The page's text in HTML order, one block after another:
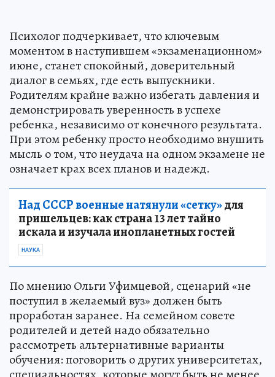
Психолог подчеркивает, что ключевым
моментом в наступившем «экзаменационном»
июне, станет спокойный, доверительный
диалог в семьях, где есть выпускники.
Родителям крайне важно избегать давления и
демонстрировать уверенность в успехе
ребенка, независимо от конечного результата.
При этом ребенку просто необходимо внушить
мысль о том, что неудача на одном экзамене не
означает крах всех планов и надежд.
Над СССР военные натянули «сетку»для
пришельцев: как страна 13 лет тайно
искала и изучала инопланетных гостей
НАУКА
По мнению Ольги Уфимцевой, сценарий «не
поступил в желаемый вуз» должен быть
проработан заранее. На семейном совете
родителей и детей надо обязательно
рассмотреть альтернативные варианты
обучения: поговорить о других университетах,